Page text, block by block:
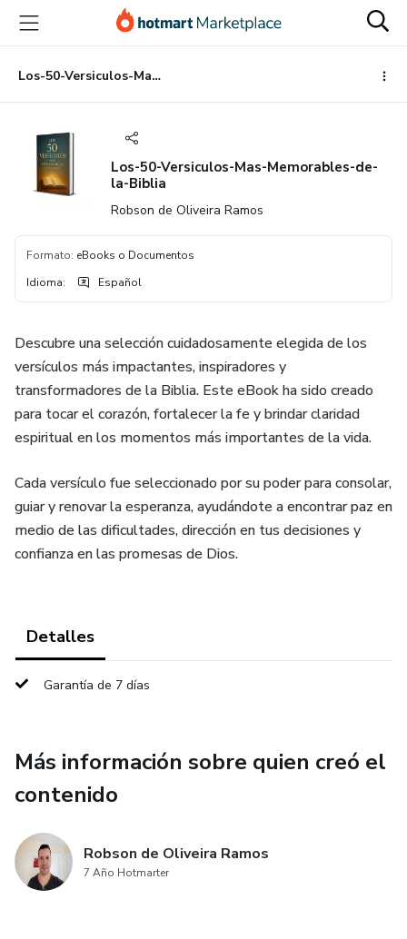
principal
página
de
página
Los-50-Versiculos-Mas-Memorables-de-la-Biblia
Los-50-Versiculos-Mas-Memorables-de-
la-Biblia
Robson de Oliveira Ramos
Formato: eBooks o Documentos
Idioma: Español
Descubre una selección cuidadosamente elegida de los
versículos más impactantes, inspiradores y
transformadores de la Biblia. Este eBook ha sido creado
para tocar el corazón, fortalecer la fe y brindar claridad
espiritual en los momentos más importantes de la vida.
Cada versículo fue seleccionado por su poder para consolar,
guiar y renovar la esperanza, ayudándote a encontrar paz en
medio de las dificultades, dirección en tus decisiones y
confianza en las promesas de Dios.
Detalles
Garantía de 7 días
Más información sobre quien creó el
contenido
Robson de Oliveira Ramos
7 Año Hotmarter